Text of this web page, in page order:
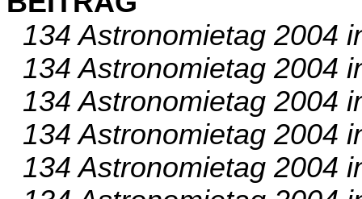
134 Astronomietag 2004
134 Astronomietag 2004
134 Astronomietag 2004
134 Astronomietag 2004
134 Astronomietag 2004